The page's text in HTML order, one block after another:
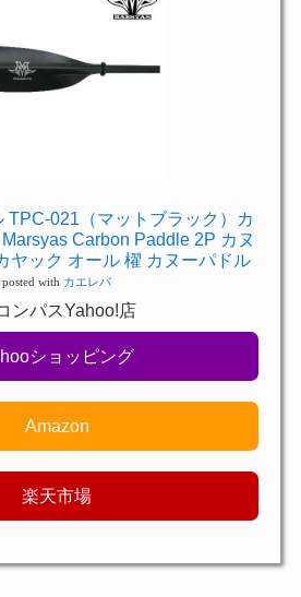
TPC-021（マットブラック）カ
Carbon Paddle 2P カヌ
ヤック オール 櫂 カヌーパドル
posted with カエレバ
ンパスYahoo!店
ショッピング
Amazon
楽天市場